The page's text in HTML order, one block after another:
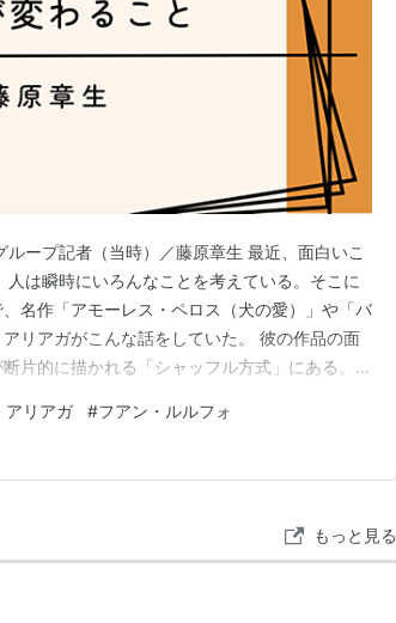
ープ記者（当時）／藤原章生 最近、面白いこ
は瞬時にいろんなことを考えている。そこに
名作「アモーレス・ペロス（犬の愛）」や「バ
リアガがこんな話をしていた。 彼の作品の面
片的に描かれる「シャッフル方式」にある。
いく話。安普請ながら新しいマンションで愛人
幸。さらには…
アリアガ #フアン・ルルフォ
もっと見る